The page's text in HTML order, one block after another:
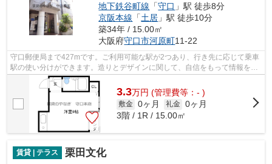
地下鉄谷町線 「守口 」駅 徒歩8分
京阪本線 「土居 」駅 徒歩10分
築34年 / 15.00㎡
大阪府守口市河原町11-22
守口郵便局まで427mです。ご利用可能な駅が2つあり、行き先に応じて乗車
駅の使い分けができます。造りとデザインに関して、自信をもって情報を提
供できるマンションです。道が平坦だと...
3.3万円 (管理費等：- )
敷金 0ヶ月 礼金 0ヶ月
3階 / 1R / 15.00㎡
賃貸 | テラス 栗田文化